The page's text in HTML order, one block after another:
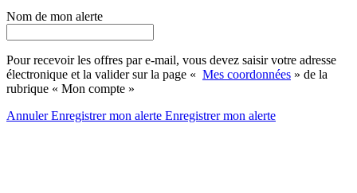
Nom de mon alerte
Pour recevoir les offres par e-mail, vous devez saisir votre adresse
électronique et la valider sur la page « Mes coordonnées » de la
rubrique « Mon compte »
AnnulerEnregistrer mon alerte Enregistrermon alerte